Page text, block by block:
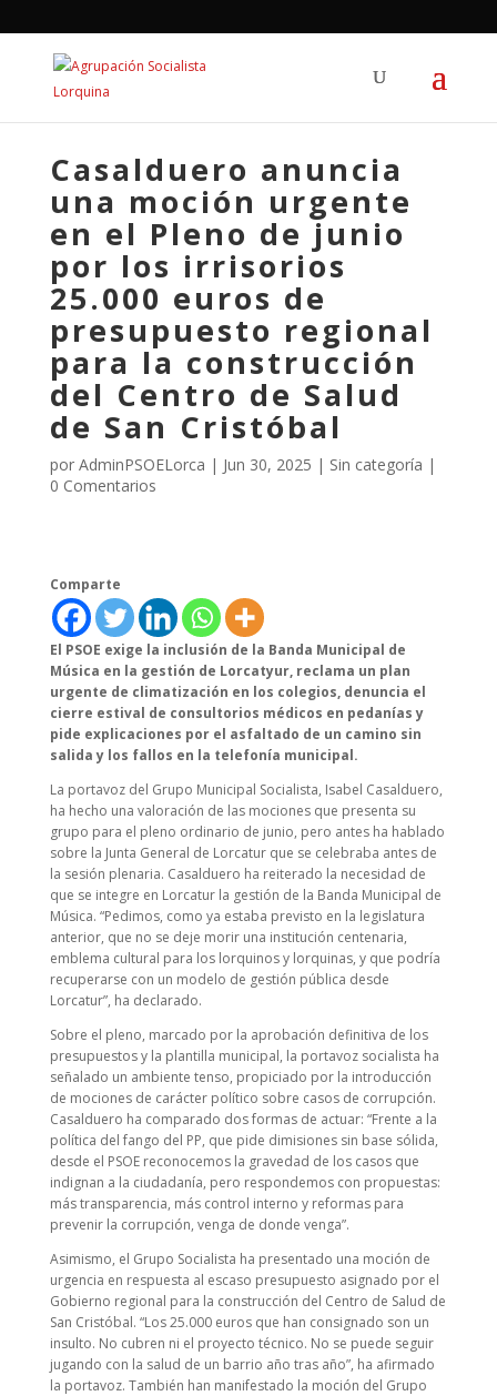
Casalduero anuncia
una moción urgente
en el Pleno de junio
por los irrisorios
25.000 euros de
presupuesto regional
para la construcción
del Centro de Salud
de San Cristóbal
por AdminPSOELorca | Jun 30, 2025 | Sin categoría |
0 Comentarios
Comparte
El PSOE exige la inclusión de la Banda Municipal de
Música en la gestión de Lorcatyur, reclama un plan
urgente de climatización en los colegios, denuncia el
cierre estival de consultorios médicos en pedanías y
pide explicaciones por el asfaltado de un camino sin
salida y los fallos en la telefonía municipal.
La portavoz del Grupo Municipal Socialista, Isabel Casalduero,
ha hecho una valoración de las mociones que presenta su
grupo para el pleno ordinario de junio, pero antes ha hablado
sobre la Junta General de Lorcatur que se celebraba antes de
la sesión plenaria. Casalduero ha reiterado la necesidad de
que se integre en Lorcatur la gestión de la Banda Municipal de
Música. “Pedimos, como ya estaba previsto en la legislatura
anterior, que no se deje morir una institución centenaria,
emblema cultural para los lorquinos y lorquinas, y que podría
recuperarse con un modelo de gestión pública desde
Lorcatur”, ha declarado.
Sobre el pleno, marcado por la aprobación definitiva de los
presupuestos y la plantilla municipal, la portavoz socialista ha
señalado un ambiente tenso, propiciado por la introducción
de mociones de carácter político sobre casos de corrupción.
Casalduero ha comparado dos formas de actuar: “Frente a la
política del fango del PP, que pide dimisiones sin base sólida,
desde el PSOE reconocemos la gravedad de los casos que
indignan a la ciudadanía, pero respondemos con propuestas:
más transparencia, más control interno y reformas para
prevenir la corrupción, venga de donde venga”.
Asimismo, el Grupo Socialista ha presentado una moción de
urgencia en respuesta al escaso presupuesto asignado por el
Gobierno regional para la construcción del Centro de Salud de
San Cristóbal. “Los 25.000 euros que han consignado son un
insulto. No cubren ni el proyecto técnico. No se puede seguir
jugando con la salud de un barrio año tras año”, ha afirmado
la portavoz. También han manifestado la moción del Grupo